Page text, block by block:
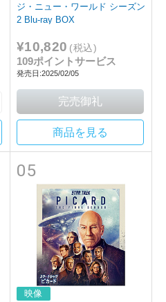
ジ・ニュー・ワールド シーズン
2 Blu-ray BOX
¥10,820 (税込)
109ポイントサービス
発売日:2025/02/05
商品を見る
05
映像